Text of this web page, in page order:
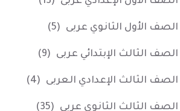
الصف الأول الثانوي عربى (5)
الصف الثالث الإبتدائي عربى (9)
الصف الثالث الإعدادي العربى (4)
الصف الثالث الثانوي عربى (35)